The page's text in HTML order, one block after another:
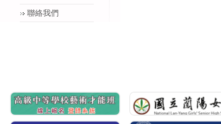
聯絡我們